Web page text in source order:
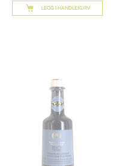
LEGG I HANDLEKURV